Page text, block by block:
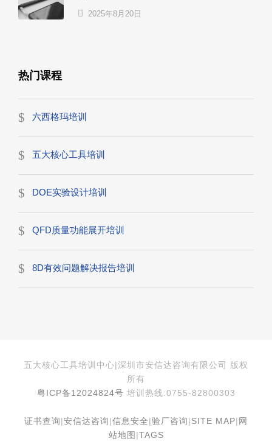
2025年8月20日
热门课程
六西格玛培训
五大核心工具培训
DOE实验设计培训
QFD质量功能展开培训
8D有效问题解决报告培训
五大核心工具培训中心|深圳市安信达咨询有限公司 版权
所有
粤ICP备12024824号 培训热线:0755-82800303
证书查询|安信达咨询|信息安全|验厂咨询|SITE MAP| 网
站地图 |TAGS